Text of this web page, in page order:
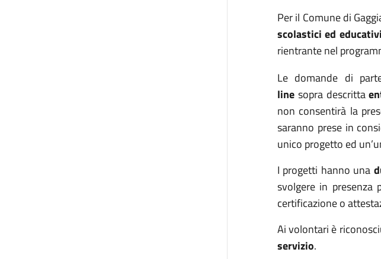
Per il Comune di
scolastici ed
rientrante nel
Le domande di
linesopra descritta
non consentirà la
saranno prese in
unico progetto ed
I progetti hanno una
svolgere in presenza
certificazione o
Ai volontari è
servizio.